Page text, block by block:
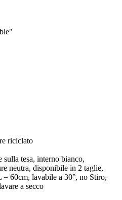
riciclato
sulla tesa, interno bianco,
neutra, disponibile in 2 taglie,
60cm, lavabile a 30°, no Stiro,
a secco